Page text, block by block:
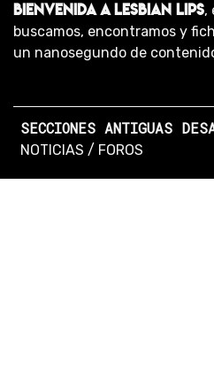
BIENVENIDA A LESBIAN LIPS,
buscamos, encontramos y
un nanosegundo de
SECCIONES ANTIGUAS
NOTICIAS / FOROS